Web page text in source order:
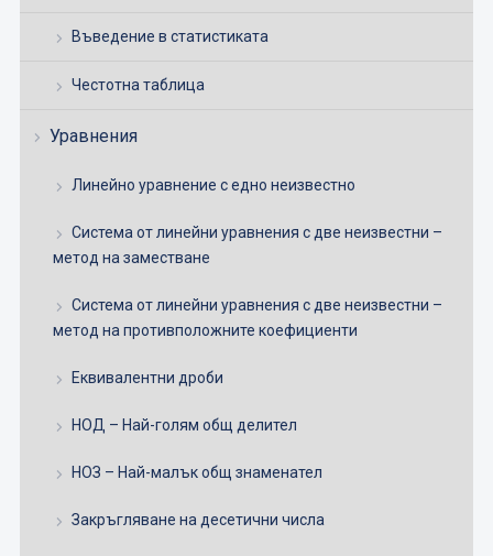
Въведение в статистиката
Честотна таблица
Уравнения
Линейно уравнение с едно неизвестно
Система от линейни уравнения с две неизвестни –
метод на заместване
Система от линейни уравнения с две неизвестни –
метод на противположните коефициенти
Еквивалентни дроби
НОД – Най-голям общ делител
НОЗ – Най-малък общ знаменател
Закръгляване на десетични числа